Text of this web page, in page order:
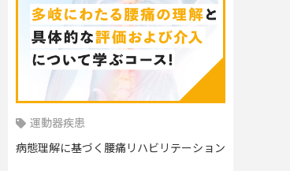
運動器疾患
病態理解に基づく腰痛リハビリテーション